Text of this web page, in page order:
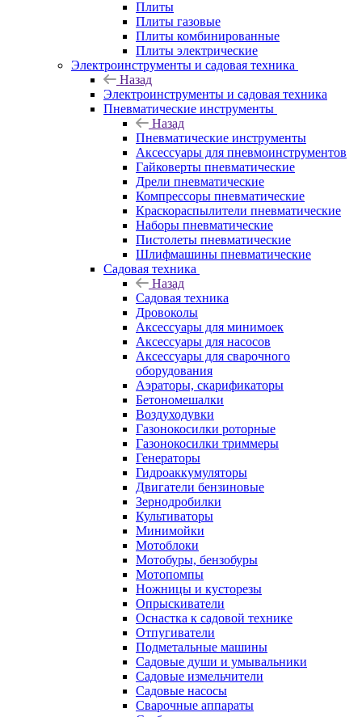
Плиты
Плиты газовые
Плиты комбинированные
Плиты электрические
Электроинструменты и садовая техника
Назад
Электроинструменты и садовая техника
Пневматические инструменты
Назад
Пневматические инструменты
Аксессуары для пневмоинструментов
Гайковерты пневматические
Дрели пневматические
Компрессоры пневматические
Краскораспылители пневматические
Наборы пневматические
Пистолеты пневматические
Шлифмашины пневматические
Садовая техника
Назад
Садовая техника
Дровоколы
Аксессуары для минимоек
Аксессуары для насосов
Аксессуары для сварочного
оборудования
Аэраторы, скарификаторы
Бетономешалки
Воздуходувки
Газонокосилки роторные
Газонокосилки триммеры
Генераторы
Гидроаккумуляторы
Двигатели бензиновые
Зернодробилки
Культиваторы
Минимойки
Мотоблоки
Мотобуры, бензобуры
Мотопомпы
Ножницы и кусторезы
Опрыскиватели
Оснастка к садовой технике
Отпугиватели
Подметальные машины
Садовые души и умывальники
Садовые измельчители
Садовые насосы
Сварочные аппараты